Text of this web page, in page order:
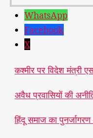
WhatsApp
Facebook
X
कश्मीर पर विदेश मंत्री
अवैध प्रवासियों की
हिंदू समाज का